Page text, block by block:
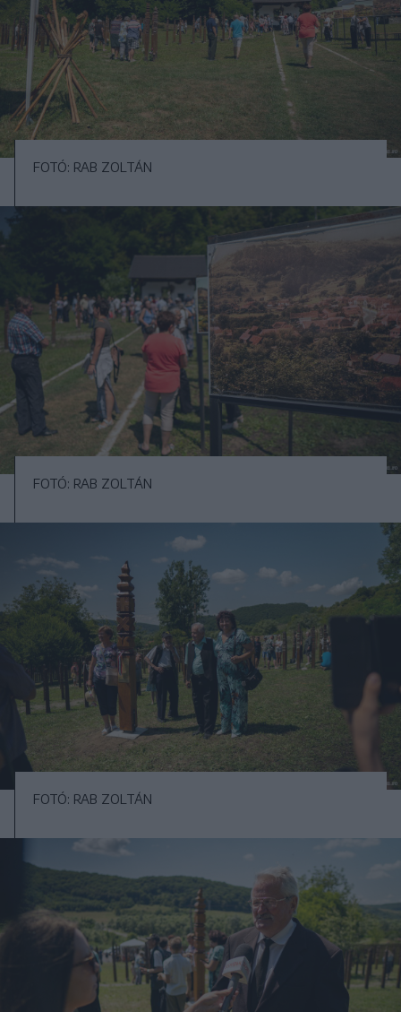
FOTÓ: RAB ZOLTÁN
FOTÓ: RAB ZOLTÁN
FOTÓ: RAB ZOLTÁN